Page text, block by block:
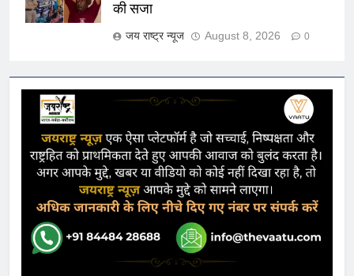
की सजा
जय राष्ट्र न्यूज August 8, 2026 0